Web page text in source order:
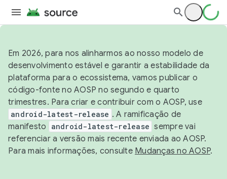
Em 2026, para nos alinharmos ao nosso modelo de
desenvolvimento estável e garantir a estabilidade da
plataforma para o ecossistema, vamos publicar o
código-fonte no AOSP no segundo e quarto
trimestres. Para criar e contribuir com o AOSP, use
android-latest-release . A ramificação de
manifesto
android-latest-release sempre vai
referenciar a versão mais recente enviada ao AOSP.
Para mais informações, consulte Mudanças no AOSP.